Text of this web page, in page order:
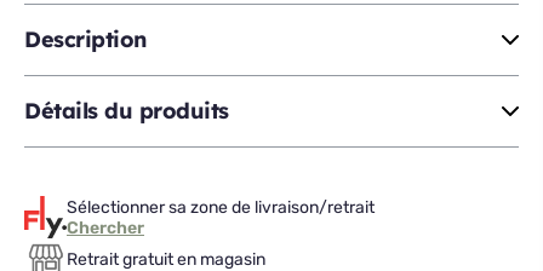
salon
4
pièces
Description
Détails du produits
Sélectionner sa zone de livraison/retrait
Chercher
Retrait gratuit en magasin